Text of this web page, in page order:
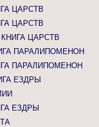
ЦАРСТВ
ЦАРСТВ
ЦАРСТВ
ПАРАЛИПОМЕНОН
ПАРАЛИПОМЕНОН
ЕЗДРЫ
ЕЗДРЫ